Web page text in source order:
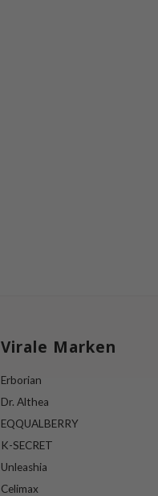
Virale Marken
Erborian
Dr. Althea
EQQUALBERRY
K-SECRET
Unleashia
Celimax